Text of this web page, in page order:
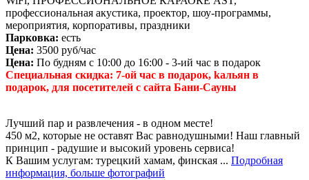
профессиональная акустика, проектор, шоу-программы,
мероприятия, корпоративы, праздники
Парковка: есть
Цена: 3500 руб/час
Цена: По будням с 10:00 до 16:00 - 3-ий час в подарок
Специальная скидка: 7-ой час в подарок, kaльян в
подарок, для посетителей с сайта Бани-Сауны
Лучший пар и развлечения - в одном месте!
450 м2, которые не оставят Вас равнодушными! Наш главный
принцип - радушие и высокий уровень сервиса!
К Вашим услугам: турецкий хамам, финская ... Подробная
информация, больше фотографий